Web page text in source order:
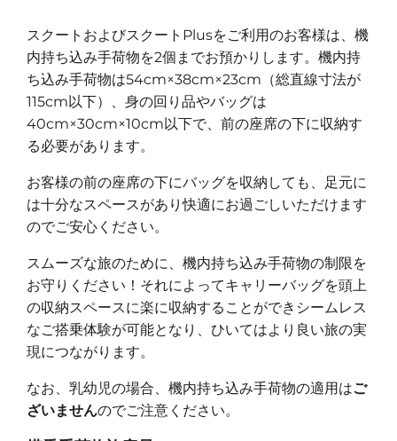
スクートおよびスクートPlusをご利用のお客様は、機
内持ち込み手荷物を2個までお預かりします。機内持
ち込み手荷物は54cm×38cm×23cm（総直線寸法が
115cm以下）、身の回り品やバッグは
40cm×30cm×10cm以下で、前の座席の下に収納す
る必要があります。
お客様の前の座席の下にバッグを収納しても、足元に
は十分なスペースがあり快適にお過ごしいただけます
のでご安心ください。
スムーズな旅のために、機内持ち込み手荷物の制限を
お守りください！それによってキャリーバッグを頭上
の収納スペースに楽に収納することができシームレス
なご搭乗体験が可能となり、ひいてはより良い旅の実
現につながります。
なお、乳幼児の場合、機内持ち込み手荷物の適用はご
ざいませんのでご注意ください。